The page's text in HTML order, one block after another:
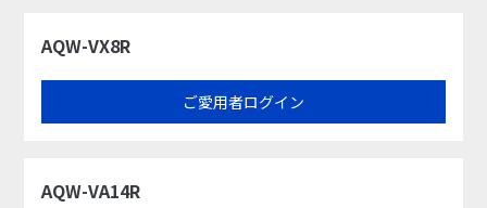
AQW-VX8R​
ご愛用者ログイン
AQW-VA14R​